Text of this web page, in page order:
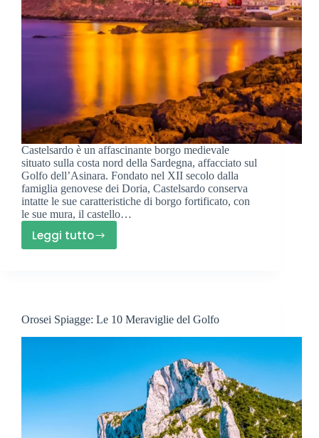
Castelsardo è un affascinante borgo medievale
situato sulla costa nord della Sardegna, affacciato sul
Golfo dell’Asinara. Fondato nel XII secolo dalla
famiglia genovese dei Doria, Castelsardo conserva
intatte le sue caratteristiche di borgo fortificato, con
le sue mura, il castello…
Leggi tuttoCastelsardo
Orosei Spiagge: Le 10 Meraviglie del Golfo